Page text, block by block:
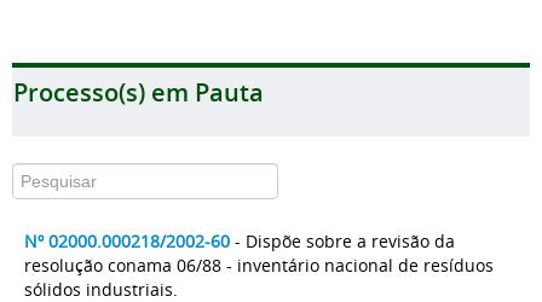
Processo(s) em Pauta
Nº 02000.000218/2002-60 - Dispõe sobre a revisão da
resolução conama 06/88 - inventário nacional de resíduos
sólidos industriais.